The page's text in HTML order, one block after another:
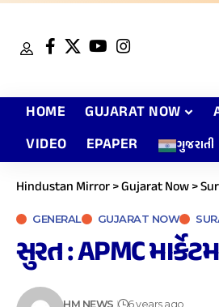
HOME GUJARAT NOW
VIDEO
EPAPER ગુજરાતી
Hindustan Mirror>Gujarat Now>
GENERAL GUJARAT NOW
સુરત : APMC
HM NEWS 6 years ago